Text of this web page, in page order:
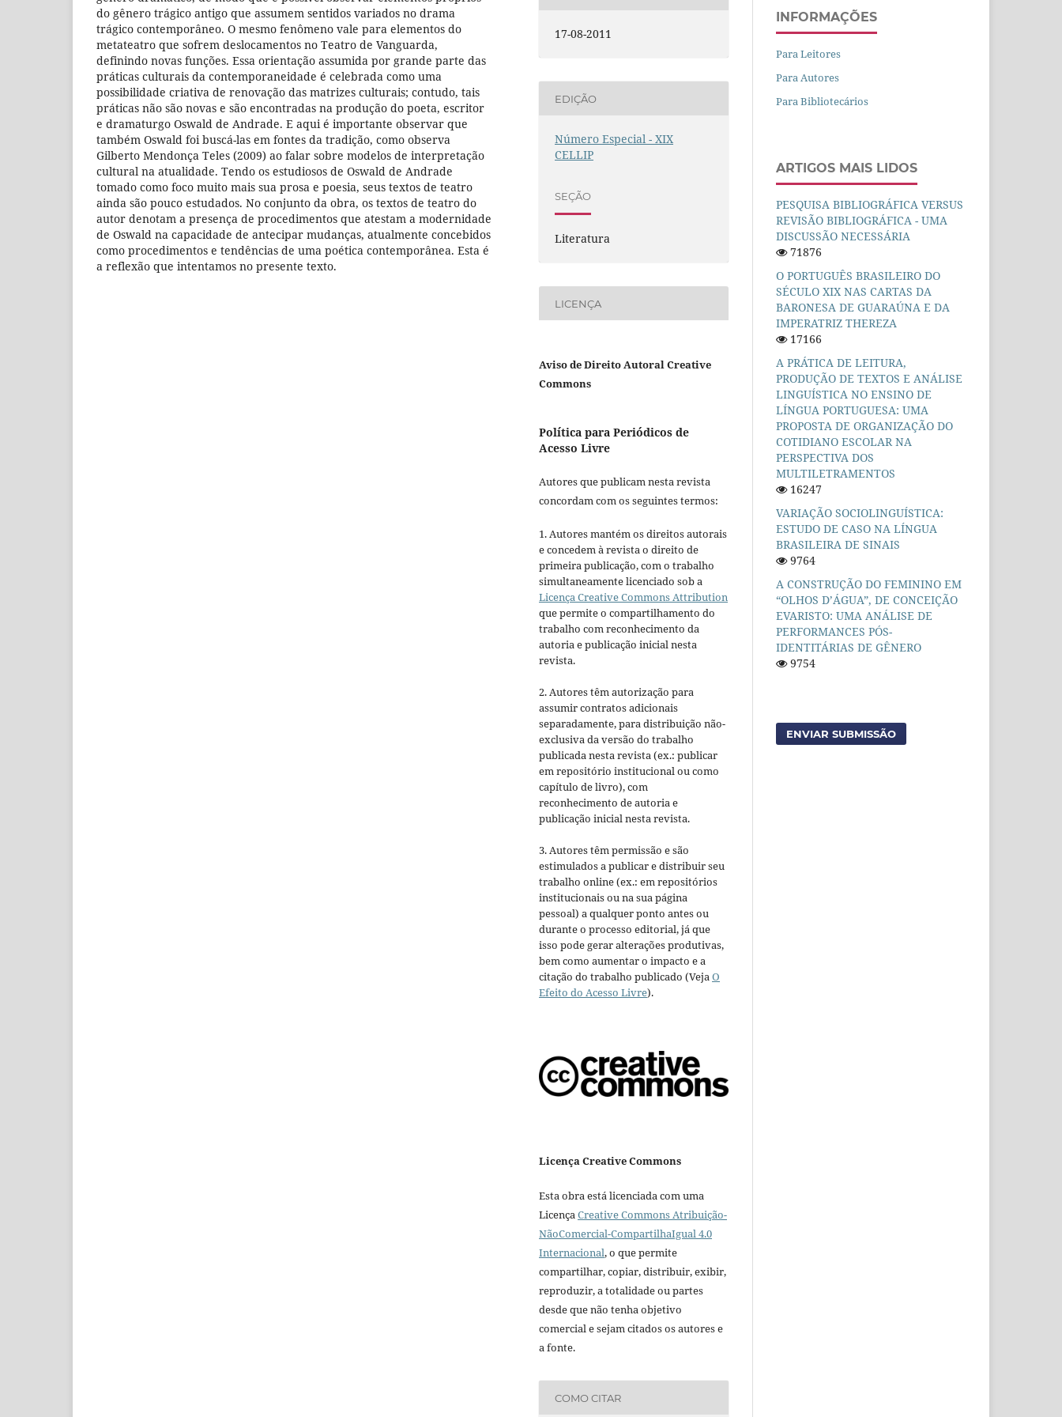
do gênero trágico antigo que assumem sentidos variados no drama
trágico contemporâneo. O mesmo fenômeno vale para elementos do
metateatro que sofrem deslocamentos no Teatro de Vanguarda,
definindo novas funções. Essa orientação assumida por grande parte das
práticas culturais da contemporaneidade é celebrada como uma
possibilidade criativa de renovação das matrizes culturais; contudo, tais
práticas não são novas e são encontradas na produção do poeta, escritor
e dramaturgo Oswald de Andrade. E aqui é importante observar que
também Oswald foi buscá-las em fontes da tradição, como observa
Gilberto Mendonça Teles (2009) ao falar sobre modelos de interpretação
cultural na atualidade. Tendo os estudiosos de Oswald de Andrade
tomado como foco muito mais sua prosa e poesia, seus textos de teatro
ainda são pouco estudados. No conjunto da obra, os textos de teatro do
autor denotam a presença de procedimentos que atestam a modernidade
de Oswald na capacidade de antecipar mudanças, atualmente concebidos
como procedimentos e tendências de uma poética contemporânea. Esta é
a reflexão que intentamos no presente texto.
17-08-2011
EDIÇÃO
Número Especial - XIX
CELLIP
SEÇÃO
Literatura
LICENÇA
Aviso de Direito Autoral Creative
Commons
Política para Periódicos de
Acesso Livre
Autores que publicam nesta revista
concordam com os seguintes termos:
1. Autores mantém os direitos autorais
e concedem à revista o direito de
primeira publicação, com o trabalho
simultaneamente licenciado sob a
Licença Creative Commons Attribution
que permite o compartilhamento do
trabalho com reconhecimento da
autoria e publicação inicial nesta
revista.
2. Autores têm autorização para
assumir contratos adicionais
separadamente, para distribuição não-
exclusiva da versão do trabalho
publicada nesta revista (ex.: publicar
em repositório institucional ou como
capítulo de livro), com
reconhecimento de autoria e
publicação inicial nesta revista.
3. Autores têm permissão e são
estimulados a publicar e distribuir seu
trabalho online (ex.: em repositórios
institucionais ou na sua página
pessoal) a qualquer ponto antes ou
durante o processo editorial, já que
isso pode gerar alterações produtivas,
bem como aumentar o impacto e a
citação do trabalho publicado (VejaO
Efeito do Acesso Livre).
Licença Creative Commons
Esta obra está licenciada com uma
LicençaCreative Commons Atribuição-
NãoComercial-CompartilhaIgual 4.0
Internacional, o que permite
compartilhar, copiar, distribuir, exibir,
reproduzir, a totalidade ou partes
desde que não tenha objetivo
comercial e sejam citados os autores e
a fonte.
COMO CITAR
INFORMAÇÕES
Para Leitores
Para Autores
Para Bibliotecários
ARTIGOS MAIS LIDOS
PESQUISA BIBLIOGRÁFICA VERSUS
REVISÃO BIBLIOGRÁFICA - UMA
DISCUSSÃO NECESSÁRIA
71876
O PORTUGUÊS BRASILEIRO DO
SÉCULO XIX NAS CARTAS DA
BARONESA DE GUARAÚNA E DA
IMPERATRIZ THEREZA
17166
A PRÁTICA DE LEITURA,
PRODUÇÃO DE TEXTOS E ANÁLISE
LINGUÍSTICA NO ENSINO DE
LÍNGUA PORTUGUESA: UMA
PROPOSTA DE ORGANIZAÇÃO DO
COTIDIANO ESCOLAR NA
PERSPECTIVA DOS
MULTILETRAMENTOS
16247
VARIAÇÃO SOCIOLINGUÍSTICA:
ESTUDO DE CASO NA LÍNGUA
BRASILEIRA DE SINAIS
9764
A CONSTRUÇÃO DO FEMININO EM
“OLHOS D’ÁGUA”, DE CONCEIÇÃO
EVARISTO: UMA ANÁLISE DE
PERFORMANCES PÓS-
IDENTITÁRIAS DE GÊNERO
9754
ENVIAR SUBMISSÃO